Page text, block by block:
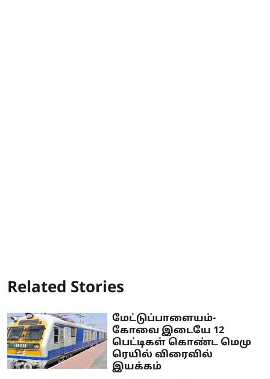
Related Stories
மேட்டுப்பாளையம்-
கோவை இடையே 12
பெட்டிகள் கொண்ட மெமு
ரெயில் விரைவில்
இயக்கம்